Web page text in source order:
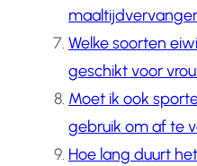
Welke soorten
geschikt voor
Moet ik ook
gebruik om af te
Hoe lang duurt